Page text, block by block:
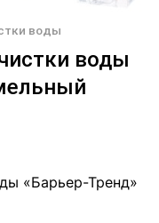
воды
воды
«Барьер-Тренд»